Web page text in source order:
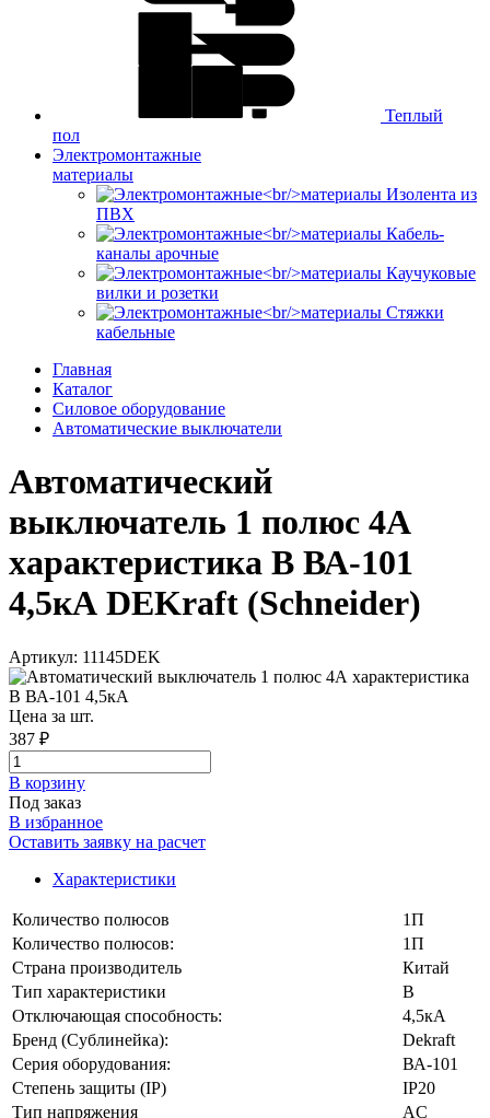
Теплый
пол
Электромонтажные
материалы
Изолента из
ПВХ
Кабель-
каналы арочные
Каучуковые
вилки и розетки
Стяжки
кабельные
Главная
Каталог
Силовое оборудование
Автоматические выключатели
Автоматический
выключатель 1 полюс 4А
характеристика B ВА-101
4,5кА DEKraft (Schneider)
Артикул: 11145DEK
Цена за шт.
387 ₽
В корзинy
Под заказ
В избранное
Оставить заявку на расчет
Характеристики
Количество полюсов
1П
Количество полюсов:
1П
Страна производитель
Китай
Тип характеристики
B
Отключающая способность:
4,5кА
Бренд (Сублинейка):
Dekraft
Серия оборудования:
ВА-101
Степень защиты (IP)
IP20
Тип напряжения
AC